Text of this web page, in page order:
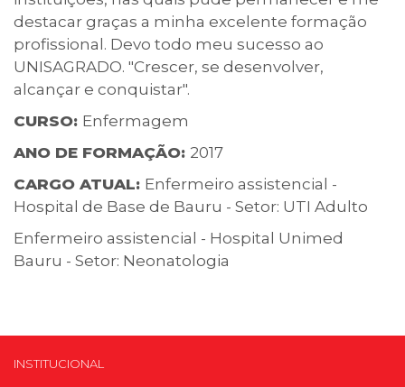
destacar graças a minha excelente formação
profissional. Devo todo meu sucesso ao
UNISAGRADO. "Crescer, se desenvolver,
alcançar e conquistar".
CURSO: Enfermagem
ANO DE FORMAÇÃO: 2017
CARGO ATUAL: Enfermeiro assistencial -
Hospital de Base de Bauru - Setor: UTI Adulto
Enfermeiro assistencial - Hospital Unimed
Bauru - Setor: Neonatologia
INSTITUCIONAL